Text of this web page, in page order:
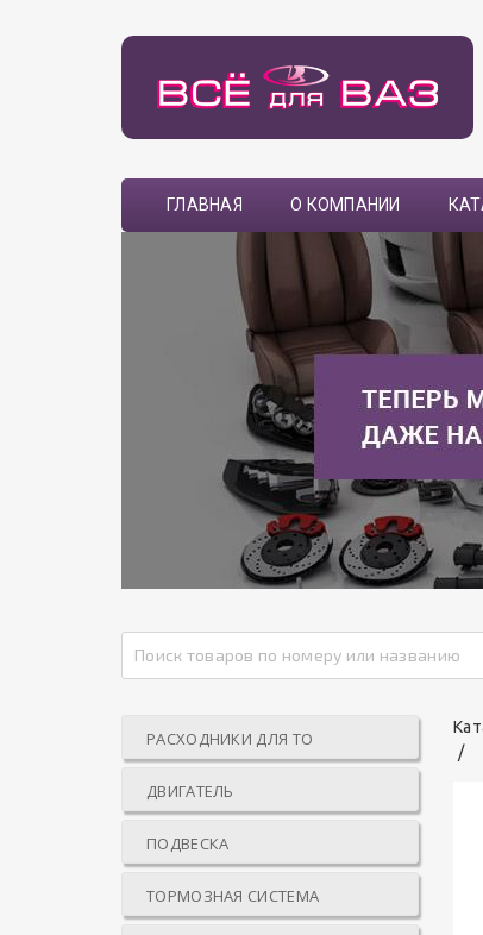
ГЛАВНАЯ О КОМПАНИИ
РАСХОДНИКИ ДЛЯ ТО
ДВИГАТЕЛЬ
ПОДВЕСКА
ТОРМОЗНАЯ СИСТЕМА